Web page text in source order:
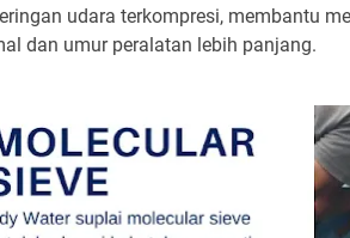
udara terkompresi, membantu
dan umur peralatan lebih panjang.